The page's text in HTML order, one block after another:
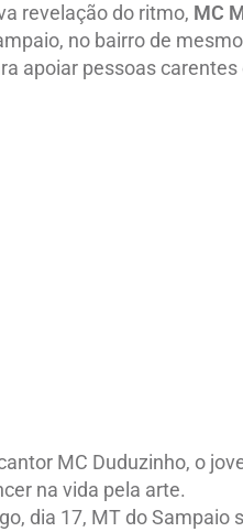
revelação do ritmo, MC
no bairro de
apoiar pessoas
MC Duduzinho, o
na vida pela arte.
dia 17, MT do